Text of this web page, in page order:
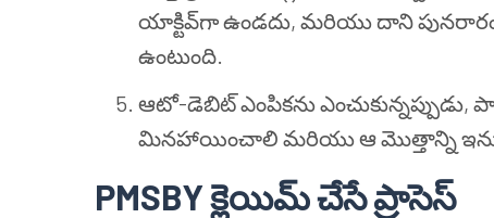
యాక్టివ్‌గా ఉండదు, మరియు దాని
ఉంటుంది.
ఆటో-డెబిట్ ఎంపికను
మినహాయించాలి మరియు ఆ మొత్తాన్ని
PMSBY క్లెయిమ్ చేసే ప్రాసెస్